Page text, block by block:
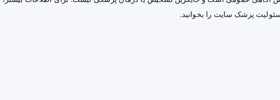
پزشک سایت را بخوانید.